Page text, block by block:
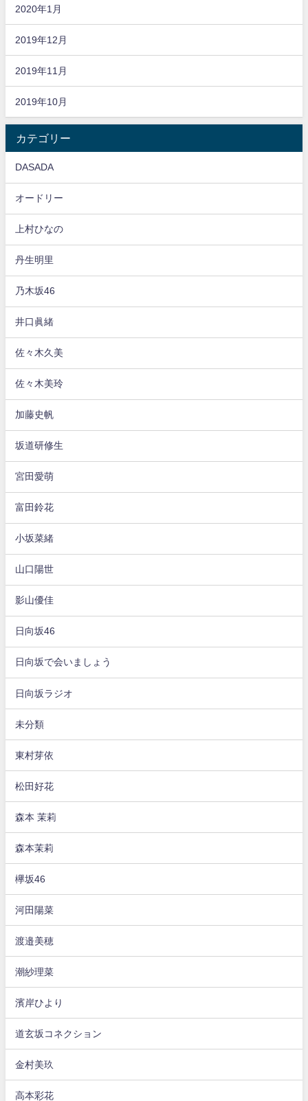
2020年1月
2019年12月
2019年11月
2019年10月
カテゴリー
DASADA
オードリー
上村ひなの
丹生明里
乃木坂46
井口眞緒
佐々木久美
佐々木美玲
加藤史帆
坂道研修生
宮田愛萌
富田鈴花
小坂菜緒
山口陽世
影山優佳
日向坂46
日向坂で会いましょう
日向坂ラジオ
未分類
東村芽依
松田好花
森本 茉莉
森本茉莉
欅坂46
河田陽菜
渡邉美穂
潮紗理菜
濱岸ひより
道玄坂コネクション
金村美玖
高本彩花